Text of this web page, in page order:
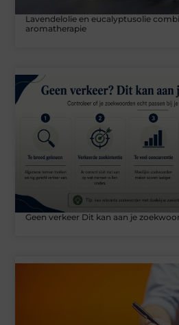
Lavendelolie en eucalyptusolie
aromatherapie
Geen verkeer Dit kan aan je